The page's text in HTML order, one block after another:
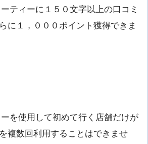
ーティーに１５０文字以上の口コミ
に１，０００ポイント獲得できま
を使用して初めて行く店舗だけが
複数回利用することはできませ